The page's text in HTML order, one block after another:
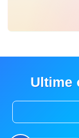
Ultime